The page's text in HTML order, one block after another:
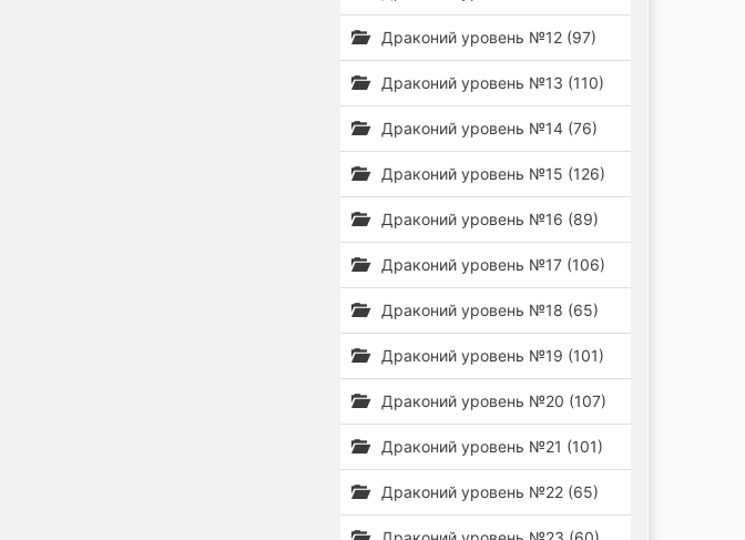
Драконий уровень №12 (97)
Драконий уровень №13 (110)
Драконий уровень №14 (76)
Драконий уровень №15 (126)
Драконий уровень №16 (89)
Драконий уровень №17 (106)
Драконий уровень №18 (65)
Драконий уровень №19 (101)
Драконий уровень №20 (107)
Драконий уровень №21 (101)
Драконий уровень №22 (65)